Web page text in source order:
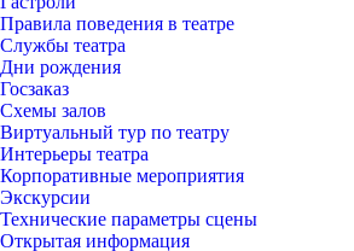
Правила поведения в театре
Службы театра
Дни рождения
Госзаказ
Схемы залов
Виртуальный тур по театру
Интерьеры театра
Корпоративные мероприятия
Экскурсии
Технические параметры сцены
Открытая информация